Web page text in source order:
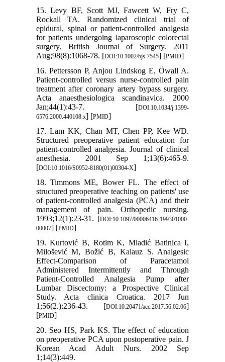
15. Levy BF, Scott MJ, Fawcett W, Fry C,
Rockall TA. Randomized clinical trial of
epidural, spinal or patient‐controlled analgesia
for patients undergoing laparoscopic colorectal
surgery. British Journal of Surgery. 2011
Aug;98(8):1068-78. [DOI:10.1002/bjs.7545] [PMID]
16. Pettersson P, Anjou Lindskog E, Öwall A.
Patient‐controlled versus nurse‐controlled pain
treatment after coronary artery bypass surgery.
Acta anaesthesiologica scandinavica. 2000
Jan;44(1):43-7. [DOI:10.1034/j.1399-
6576.2000.440108.x] [PMID]
17. Lam KK, Chan MT, Chen PP, Kee WD.
Structured preoperative patient education for
patient-controlled analgesia. Journal of clinical
anesthesia. 2001 Sep 1;13(6):465-9.
[DOI:10.1016/S0952-8180(01)00304-X]
18. Timmons ME, Bower FL. The effect of
structured preoperative teaching on patients' use
of patient-controlled analgesia (PCA) and their
management of pain. Orthopedic nursing.
1993;12(1):23-31. [DOI:10.1097/00006416-199301000-
00007] [PMID]
19. Kurtović B, Rotim K, Mladić Batinica I,
Milošević M, Božić B, Kalauz S. Analgesic
Effect-Comparison of Paracetamol
Administered Intermittently and Through
Patient-Controlled Analgesia Pump after
Lumbar Discectomy: a Prospective Clinical
Study. Acta clinica Croatica. 2017 Jun
1;56(2.):236-43. [DOI:10.20471/acc.2017.56.02.06]
[PMID]
20. Seo HS, Park KS. The effect of education
on preoperative PCA upon postoperative pain. J
Korean Acad Adult Nurs. 2002 Sep
1;14(3):449.